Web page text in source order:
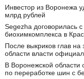
Инвестор из Воронежа
млрд рублей
Segezha договорилась
биохимкомплекса в
После выкриков глав на
области власти
В Воронежской области
по переработке шин с